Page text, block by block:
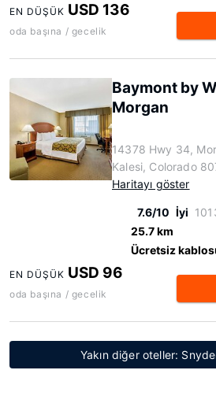
EN DÜŞÜK USD 136
oda başına / gecelik
Baymont by
Morgan
14378 Hwy 34,
Kalesi, Colorado
Haritayı göster
7.6/10 İyi
25.7 km
Ücretsiz
EN DÜŞÜK USD 96
oda başına / gecelik
Yakın diğer oteller: